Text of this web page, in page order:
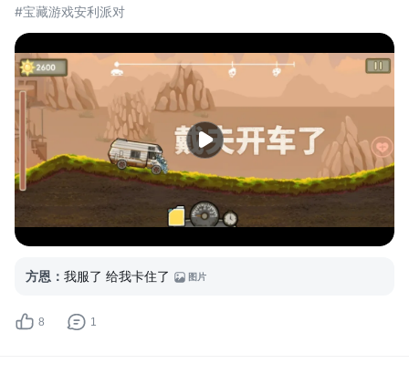
#宝藏游戏安利派对
方恩 ： 我服了 给我卡住了 图片
8 1